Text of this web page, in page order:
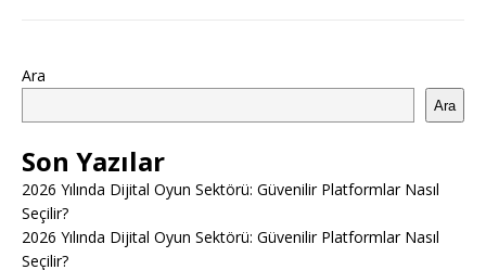
Ara
Ara
Son Yazılar
2026 Yılında Dijital Oyun Sektörü: Güvenilir Platformlar Nasıl
Seçilir?
2026 Yılında Dijital Oyun Sektörü: Güvenilir Platformlar Nasıl
Seçilir?